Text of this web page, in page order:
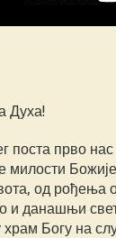
Духа!
поста прво
милости
од рођења
и данашњи
Богу на